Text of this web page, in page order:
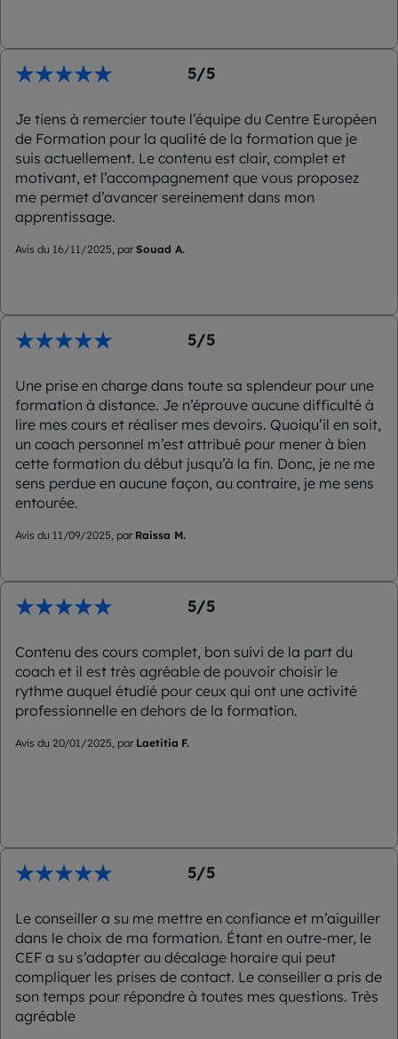
5/5
Je tiens à remercier toute l’équipe du Centre Européen
de Formation pour la qualité de la formation que je
suis actuellement. Le contenu est clair, complet et
motivant, et l’accompagnement que vous proposez
me permet d’avancer sereinement dans mon
apprentissage.
Avis du 16/11/2025, par Souad A.
5/5
Une prise en charge dans toute sa splendeur pour une
formation à distance. Je n’éprouve aucune difficulté à
lire mes cours et réaliser mes devoirs. Quoiqu’il en soit,
un coach personnel m’est attribué pour mener à bien
cette formation du début jusqu’à la fin. Donc, je ne me
sens perdue en aucune façon, au contraire, je me sens
entourée.
Avis du 11/09/2025, par Raissa M.
5/5
Contenu des cours complet, bon suivi de la part du
coach et il est très agréable de pouvoir choisir le
rythme auquel étudié pour ceux qui ont une activité
professionnelle en dehors de la formation.
Avis du 20/01/2025, par Laetitia F.
5/5
Le conseiller a su me mettre en confiance et m’aiguiller
dans le choix de ma formation. Étant en outre-mer, le
CEF a su s’adapter au décalage horaire qui peut
compliquer les prises de contact. Le conseiller a pris de
son temps pour répondre à toutes mes questions. Très
agréable